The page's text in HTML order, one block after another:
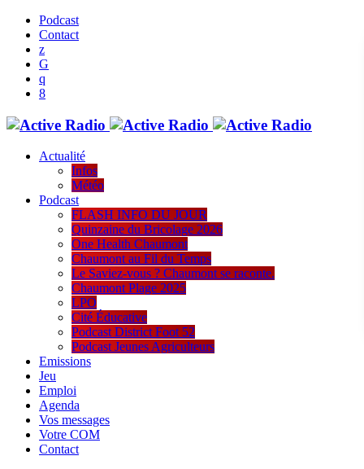
Podcast
Contact
Actualité
Infos
Météo
Podcast
FLASH INFO DU JOUR
Quinzaine du Bricolage 2026
One Health Chaumont
Chaumont au Fil du Temps
Le Saviez-vous ? Chaumont se raconte.
Chaumont Plage 2025
LPO
Cité Éducative
Podcast District Foot 52
Podcast Jeunes Agriculteurs
Emissions
Jeu
Emploi
Agenda
Vos messages
Votre COM
Contact